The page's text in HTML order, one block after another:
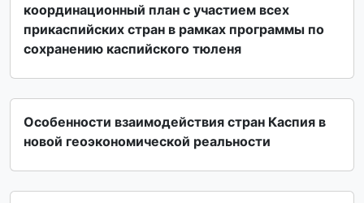
координационный план с участием всех
прикаспийских стран в рамках программы по
сохранению каспийского тюленя
Особенности взаимодействия стран Каспия в
новой геоэкономической реальности